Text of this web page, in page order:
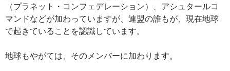
（プラネット・コンフェデレーション）、アシュタールコ
マンドなどが加わっていますが、連盟の誰もが、現在地球
で起きていることを認識しています。
地球もやがては、そのメンバーに加わります。